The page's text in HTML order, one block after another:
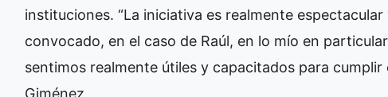
instituciones. “La iniciativa es realmente
convocado, en el caso de Raúl, en lo mío en
sentimos realmente útiles y capacitados para
Giménez.